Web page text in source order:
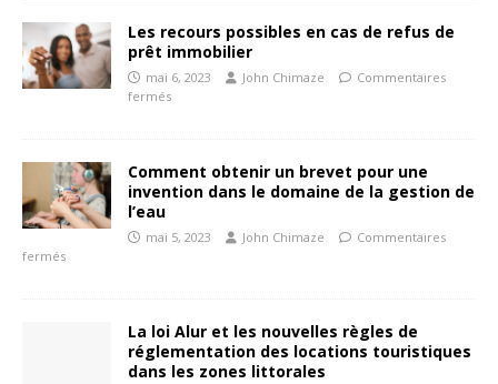
Les recours possibles en cas de refus de
prêt immobilier
mai 6, 2023 John Chimaze
Commentaires
fermés
Comment obtenir un brevet pour une
invention dans le domaine de la gestion de
l’eau
mai 5, 2023 John Chimaze
Commentaires
fermés
La loi Alur et les nouvelles règles de
réglementation des locations touristiques
dans les zones littorales